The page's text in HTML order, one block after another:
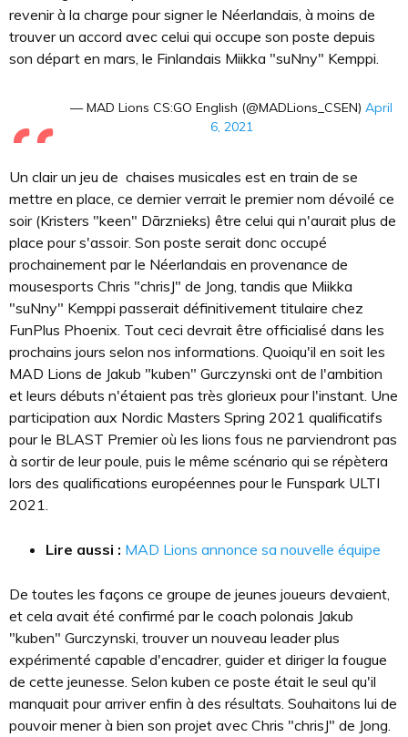
revenir à la charge pour signer le Néerlandais, à moins de
trouver un accord avec celui qui occupe son poste depuis
son départ en mars, le Finlandais Miikka "suNny" Kemppi.
— MAD Lions CS:GO English (@MADLions_CSEN) April
6, 2021
Un clair un jeu de chaises musicales est en train de se
mettre en place, ce dernier verrait le premier nom dévoilé ce
soir (Kristers "⁠keen⁠" Dārznieks) être celui qui n'aurait plus de
place pour s'assoir. Son poste serait donc occupé
prochainement par le Néerlandais en provenance de
mousesports Chris "chrisJ" de Jong, tandis que Miikka
"suNny" Kemppi passerait définitivement titulaire chez
FunPlus Phoenix. Tout ceci devrait être officialisé dans les
prochains jours selon nos informations. Quoiqu'il en soit les
MAD Lions de Jakub "kuben" Gurczynski ont de l'ambition
et leurs débuts n'étaient pas très glorieux pour l'instant. Une
participation aux Nordic Masters Spring 2021 qualificatifs
pour le BLAST Premier où les lions fous ne parviendront pas
à sortir de leur poule, puis le même scénario qui se répètera
lors des qualifications européennes pour le Funspark ULTI
2021.
Lire aussi : MAD Lions annonce sa nouvelle équipe
De toutes les façons ce groupe de jeunes joueurs devaient,
et cela avait été confirmé par le coach polonais Jakub
"kuben" Gurczynski, trouver un nouveau leader plus
expérimenté capable d'encadrer, guider et diriger la fougue
de cette jeunesse. Selon kuben ce poste était le seul qu'il
manquait pour arriver enfin à des résultats. Souhaitons lui de
pouvoir mener à bien son projet avec Chris "chrisJ" de Jong.